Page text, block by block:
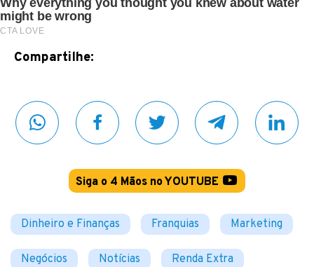
Compartilhe:
Siga o 4 Mãos no YOUTUBE
Dinheiro e Finanças Franquias Marketing
Negócios Notícias Renda Extra